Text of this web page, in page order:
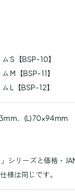
S【BSP-10】
M【BSP-11】
L【BSP-12】
、(L)70×94mm
シリーズと価格・
様は同じです。